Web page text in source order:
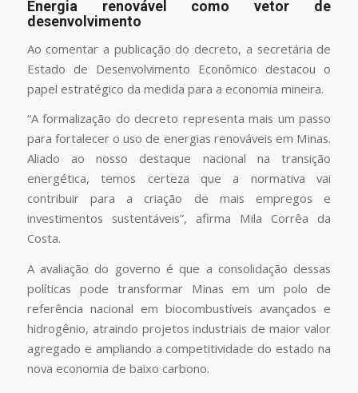
Energia renovável como vetor de
desenvolvimento
Ao comentar a publicação do decreto, a secretária de
Estado de Desenvolvimento Econômico destacou o
papel estratégico da medida para a economia mineira.
“A formalização do decreto representa mais um passo
para fortalecer o uso de energias renováveis em Minas.
Aliado ao nosso destaque nacional na transição
energética, temos certeza que a normativa vai
contribuir para a criação de mais empregos e
investimentos sustentáveis”, afirma Mila Corrêa da
Costa.
A avaliação do governo é que a consolidação dessas
políticas pode transformar Minas em um polo de
referência nacional em biocombustíveis avançados e
hidrogênio, atraindo projetos industriais de maior valor
agregado e ampliando a competitividade do estado na
nova economia de baixo carbono.